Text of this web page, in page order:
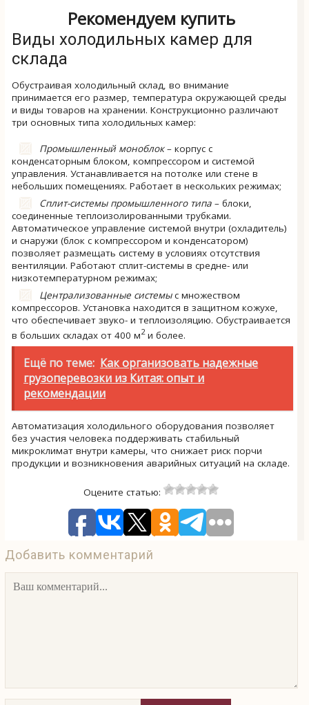
Рекомендуем купить
Виды холодильных камер для
склада
Обустраивая холодильный склад, во внимание
принимается его размер, температура окружающей среды
и виды товаров на хранении. Конструкционно различают
три основных типа холодильных камер:
Промышленный моноблок– корпус с
конденсаторным блоком, компрессором и системой
управления. Устанавливается на потолке или стене в
небольших помещениях. Работает в нескольких режимах;
Сплит-системы промышленного типа– блоки,
соединенные теплоизолированными трубками.
Автоматическое управление системой внутри (охладитель)
и снаружи (блок с компрессором и конденсатором)
позволяет размещать систему в условиях отсутствия
вентиляции. Работают сплит-системы в средне- или
низкотемпературном режимах;
Централизованные системыс множеством
компрессоров. Установка находится в защитном кожухе,
что обеспечивает звуко- и теплоизоляцию. Обустраивается
в больших складах от 400 м2и более.
Ещё по теме: Как организовать надежные
грузоперевозки из Китая: опыт и
рекомендации
Автоматизация холодильного оборудования позволяет
без участия человека поддерживать стабильный
микроклимат внутри камеры, что снижает риск порчи
продукции и возникновения аварийных ситуаций на складе.
Оцените статью:
Добавить комментарий